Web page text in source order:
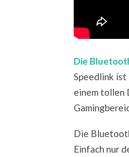
Die
Speedlink ist
einem tollen
Die
Einfach nur